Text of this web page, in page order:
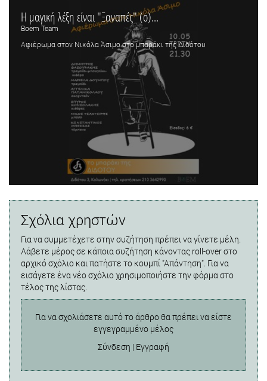
Η μαγική λέξη είναι "Ξαναπές" (ο)...
Boem Team
Αφιέρωμα στον Νικόλα Άσιμο στο μπαράκι της Διδότου
Σχόλια χρηστών
Για να συμμετέχετε στην συζήτηση πρέπει να γίνετε μέλη.
Λάβετε μέρος σε κάποια συζήτηση κάνοντας roll-over στο
αρχικό σχόλιο και πατήστε το κουμπί "Απάντηση". Για να
εισάγετε ένα νέο σχόλιο χρησιμοποιήστε την φόρμα στο
τέλος της λίστας.
Για να σχολιάσετε αυτό το άρθρο θα πρέπει να είστε
εγγεγραμμένο μέλος
Σύνδεση | Εγγραφή